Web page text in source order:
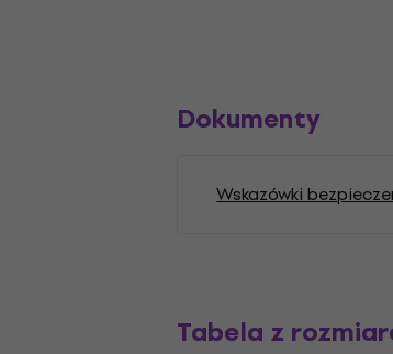
Dokumenty
Wskazówki
Tabela z